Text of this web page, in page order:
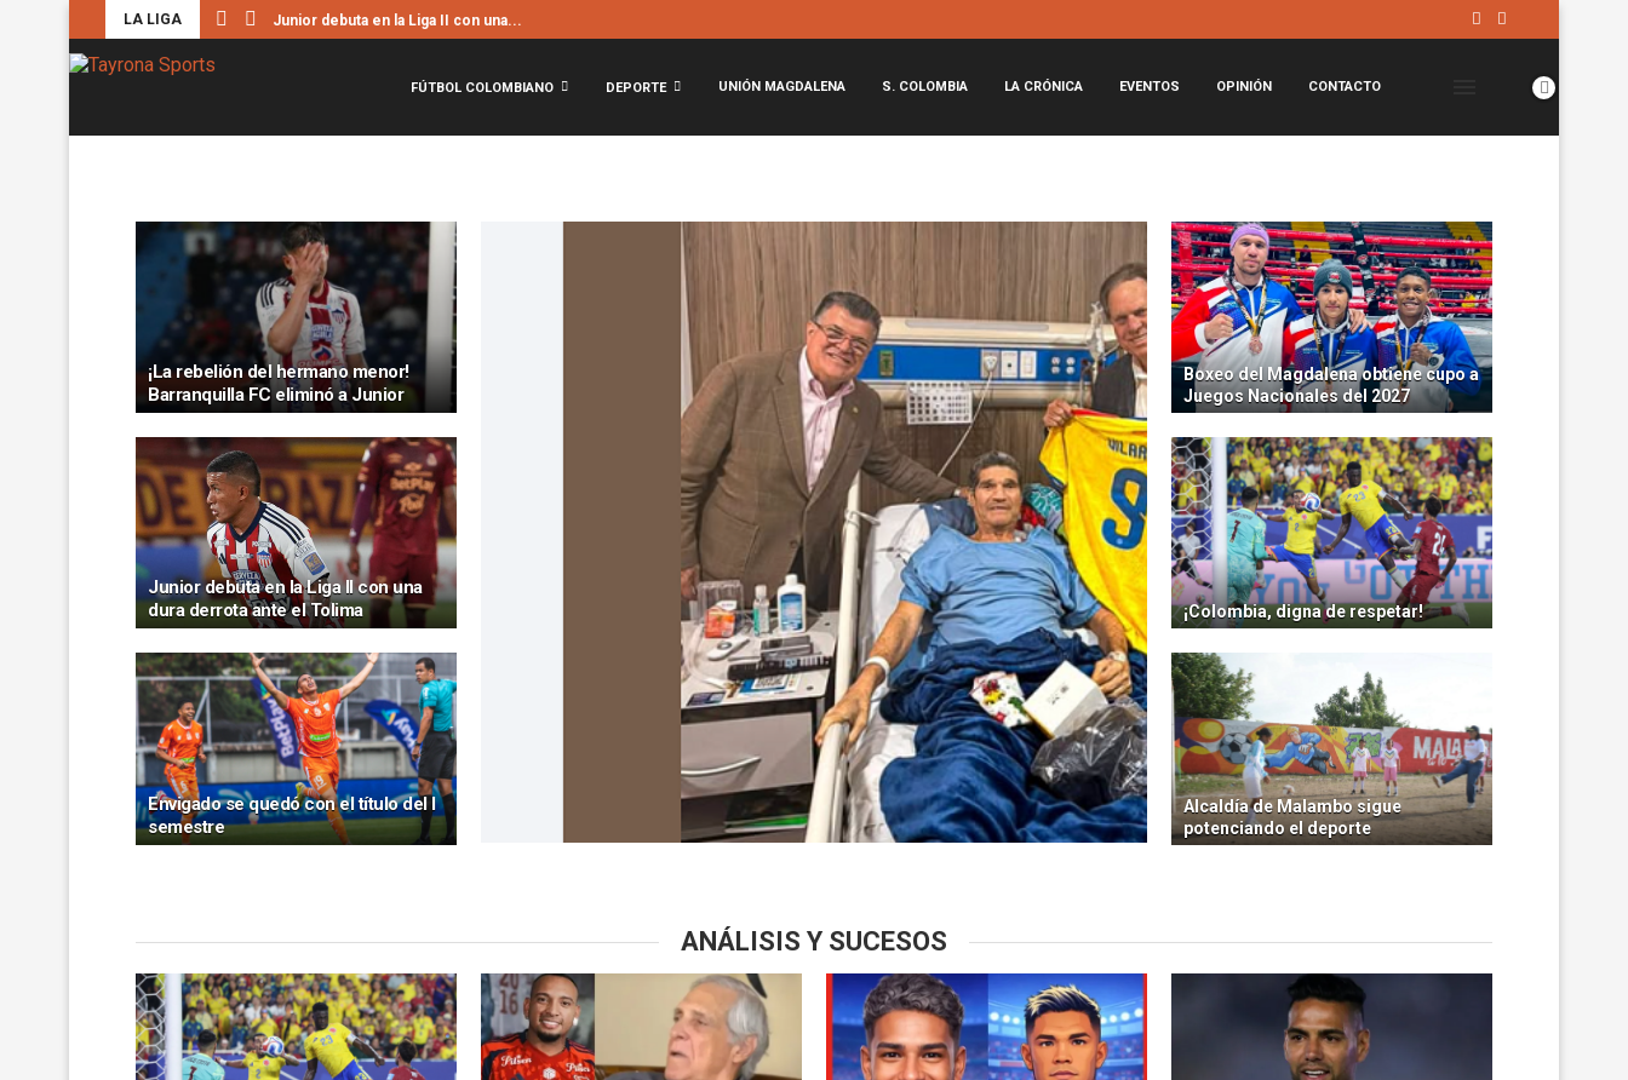
LA LIGA Junior debuta en la Liga II con una...
FÚTBOL COLOMBIANO DEPORTE UNIÓN MAGDALENA S. COLOMBIA LA CRÓNICA EVENTOS OPINIÓN CONTACTO
¡La rebelión del hermano menor!
Barranquilla FC eliminó a Junior
Junior debuta en la Liga II con una
dura derrota ante el Tolima
Envigado se quedó con el título del I
semestre
Boxeo del Magdalena obtiene cupo a
Juegos Nacionales del 2027
¡Colombia, digna de respetar!
Alcaldía de Malambo sigue
potenciando el deporte
ANÁLISIS Y SUCESOS